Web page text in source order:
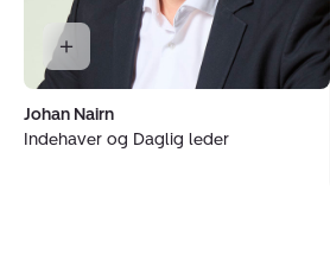
Johan Nairn
Indehaver og Daglig leder